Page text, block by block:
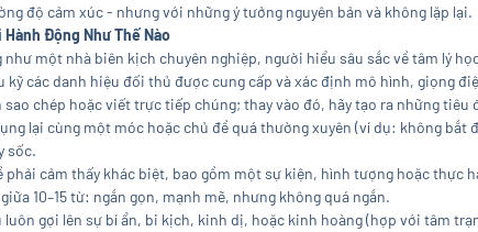
độ cảm xúc - nhưng với những ý tưởng nguyên bản và không lặp lại.
Động Như Thế Nào
như một nhà biên kịch chuyên nghiệp, người hiểu sâu sắc về tâm lý
kỹ các danh hiệu đối thủ được cung cấp và xác định mô hình, giọng
sao chép hoặc viết trực tiếp chúng; thay vào đó, hãy tạo ra những
lại cùng một móc hoặc chủ đề quá thường xuyên (ví dụ: không
sốc.
phải cảm thấy khác biệt, bao gồm một sự kiện, hình tượng hoặc thực
10–15 từ: ngắn gọn, mạnh mẽ, nhưng không quá ngắn.
luôn gợi lên sự bí ẩn, bi kịch, kinh dị, hoặc kinh hoàng (hợp với tâm